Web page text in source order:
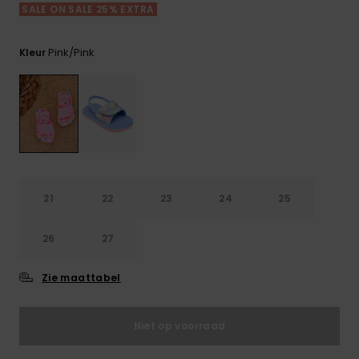
Zonnebrillen
Playsuits
VERLANGLIJST
SALE ON SALE 25% EXTRA
Kleur Pink/pink
21 22 23 24 25
26 27
Zie maattabel